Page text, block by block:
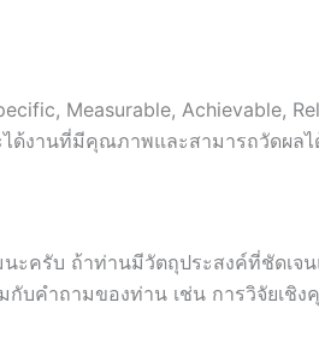
Measurable, Achievable,
ด้งานที่มีคุณภาพและสามารถวัดผล
ะครับ ถ้าท่านมีวัตถุประสงค์ที่ชัดเจ
กับคำถามของท่าน เช่น การวิจัยเชิ